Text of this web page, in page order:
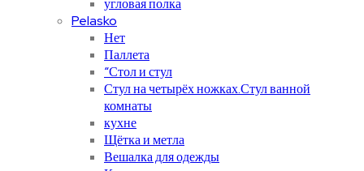
угловая полка
Pelasko
Нет
Паллета
“Стол и стул
Стул на четырёх ножках.Стул ванной
комнаты
кухне
Щётка и метла
Вешалка для одежды